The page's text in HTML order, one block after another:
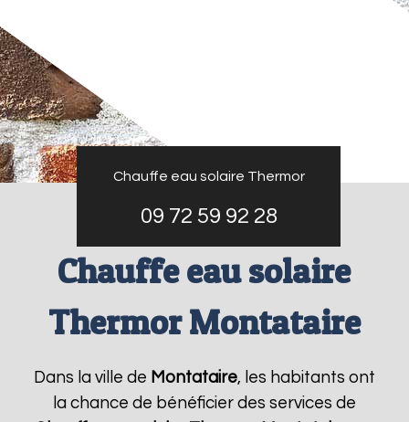
Chauffe eau solaire Thermor
09 72 59 92 28
Chauffe eau solaire
Thermor Montataire
Dans la ville de Montataire, les habitants ont
la chance de bénéficier des services de